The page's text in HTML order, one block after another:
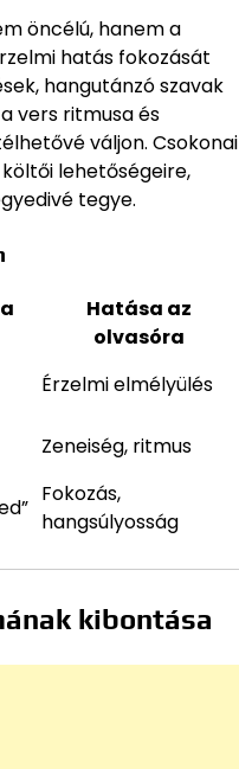
öncélú, hanem a
hatás fokozását
hangutánzó szavak
vers ritmusa és
váljon. Csokonai
lehetőségeire,
tegye.
Hatása az
olvasóra
Érzelmi elmélyülés
Zeneiség, ritmus
Fokozás,
hangsúlyosság
kibontása